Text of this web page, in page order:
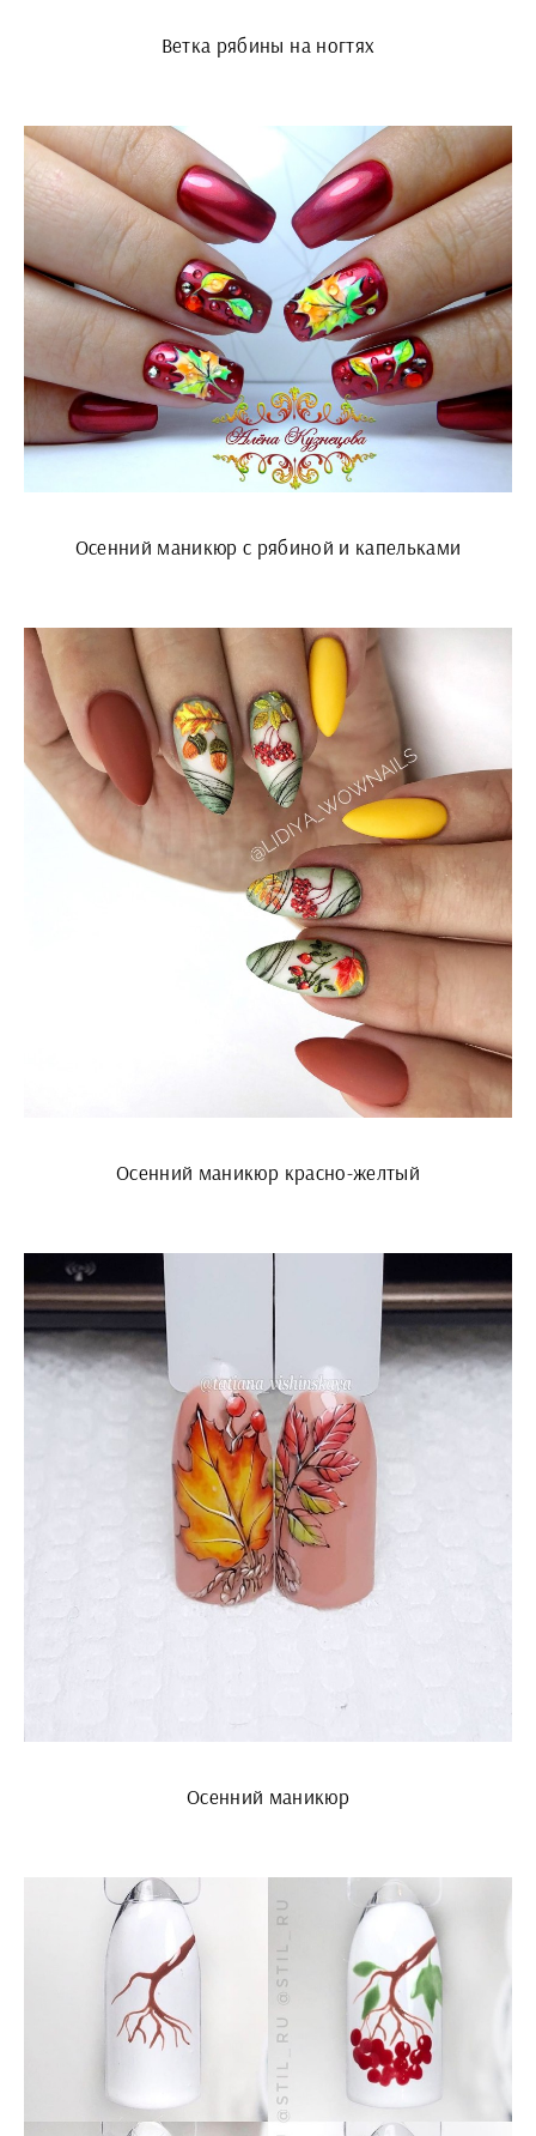
Ветка рябины на ногтях
Осенний маникюр с рябиной и капельками
Осенний маникюр красно-желтый
Осенний маникюр